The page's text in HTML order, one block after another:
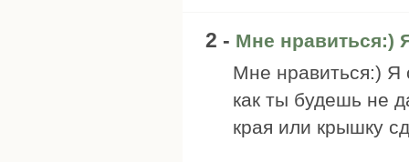
2 - Мне нравиться:)
Мне нравиться:) Я
как ты будешь не
края или крышку